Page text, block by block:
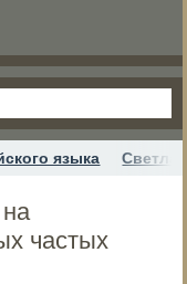
языка
частых